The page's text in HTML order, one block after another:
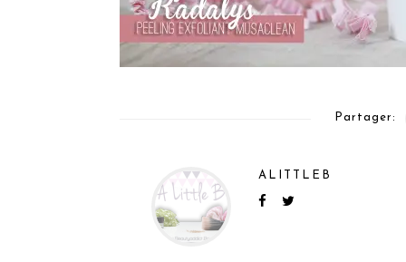
Partager:
ALITTLEB